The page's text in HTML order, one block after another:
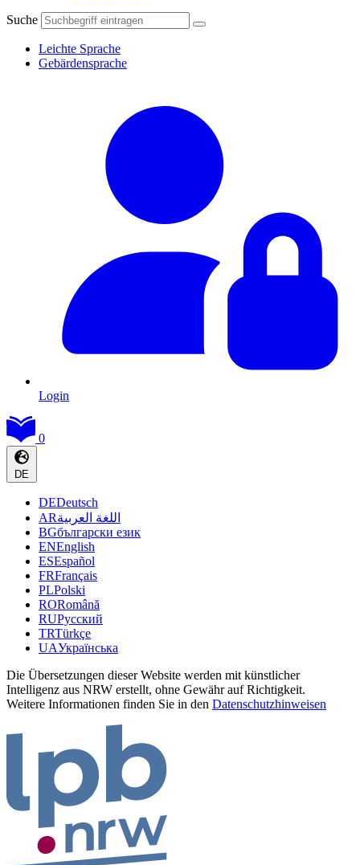
Suche
Leichte Sprache
Gebärdensprache
Login
0
DE
DEDeutsch
ARاللغة العربية
BGбългарски език
ENEnglish
ESEspañol
FRFrançais
PLPolski
RORomână
RUРусский
TRTürkçe
UAУкраїнська
Die Übersetzungen dieser Website werden mit künstlicher
Intelligenz aus NRW erstellt, ohne Gewähr auf Richtigkeit.
Weitere Informationen finden Sie in den Datenschutzhinweisen